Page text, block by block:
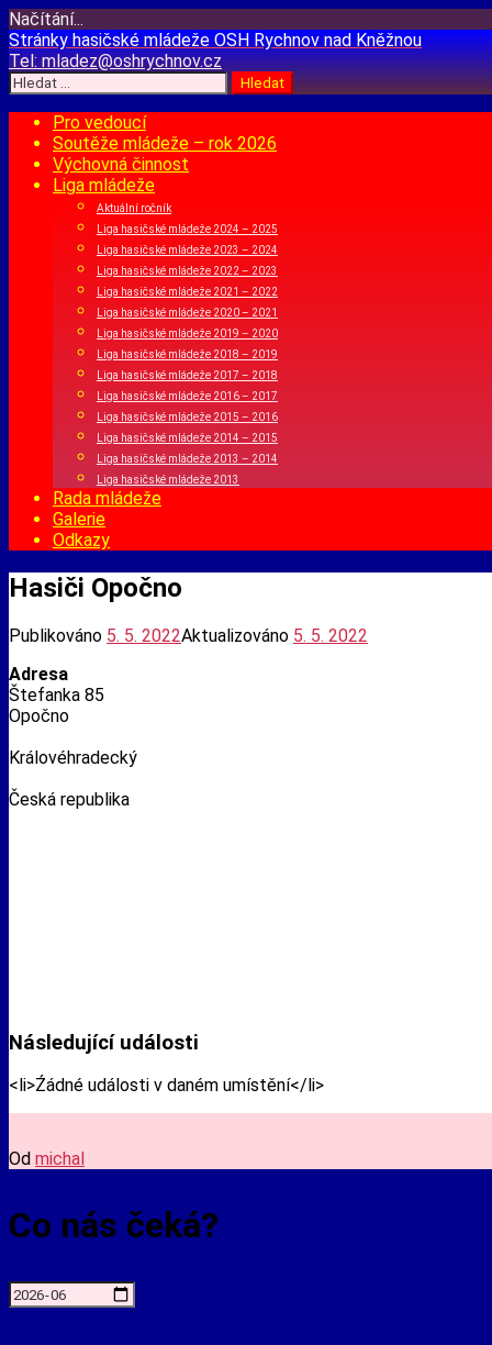
Načítání...
Přejít
k
obsahu
webu
Stránky hasičské mládežeOSH Rychnov nad Kněžnou
Tel:mladez@oshrychnov.cz
Vyhledávání
Pro vedoucí
Soutěže mládeže – rok 2026
Výchovná činnost
Liga mládeže
Aktuální ročník
Liga hasičské mládeže 2024 – 2025
Liga hasičské mládeže 2023 – 2024
Liga hasičské mládeže 2022 – 2023
Liga hasičské mládeže 2021 – 2022
Liga hasičské mládeže 2020 – 2021
Liga hasičské mládeže 2019 – 2020
Liga hasičské mládeže 2018 – 2019
Liga hasičské mládeže 2017 – 2018
Liga hasičské mládeže 2016 – 2017
Liga hasičské mládeže 2015 – 2016
Liga hasičské mládeže 2014 – 2015
Liga hasičské mládeže 2013 – 2014
Liga hasičské mládeže 2013
Rada mládeže
Galerie
Odkazy
Hasiči Opočno
Publikováno 5. 5. 2022Aktualizováno 5. 5. 2022
Adresa
Štefanka 85
Opočno
Královéhradecký
Česká republika
Následující události
<li>Źádné události v daném umístění</li>
Od michal
Co nás čeká?